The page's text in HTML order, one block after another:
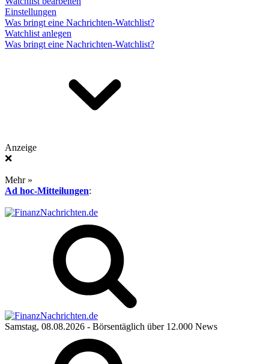
Einstellungen
Was bringt eine Nachrichten-Watchlist?
Watchlist anlegen
Was bringt eine Nachrichten-Watchlist?
Anzeige
❌
Mehr »
Ad hoc-Mitteilungen:
Samstag, 08.08.2026 - Börsentäglich über 12.000 News